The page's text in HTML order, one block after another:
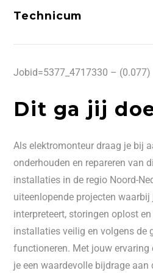
Technicum
Jobid=5377_4717330 – (0.077)
Dit ga jij
Als elektromonteur draag je bij
onderhouden en repareren van
installaties in de regio Noord-
uiteenlopende projecten
interpreteert, storingen oplost
installaties veilig en volgens de
functioneren. Met jouw ervaring
je een waardevolle bijdrage